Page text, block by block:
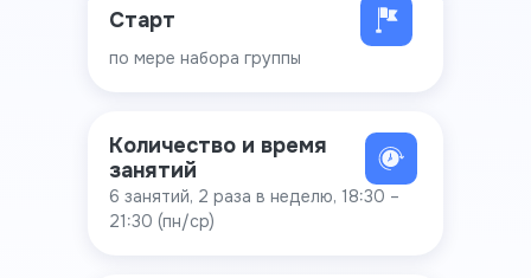
Количество и время
занятий
6 занятий, 2 раза в неделю, 18:30 –
21:30 (пн/ср)
Старт
по мере набора группы